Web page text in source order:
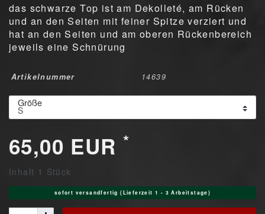
das schwarze Top ist am Dekolleté, am Rücken
und an den Seiten mit feiner Spitze verziert und
hat an den Seiten und am oberen Rückenbereich
jeweils eine Schnürung
Artikelnummer 14639
Größe
65,00 EUR *
Inhalt 1 Stück
sofort versandfertig (Lieferzeit 1 - 3 Arbeitstage)